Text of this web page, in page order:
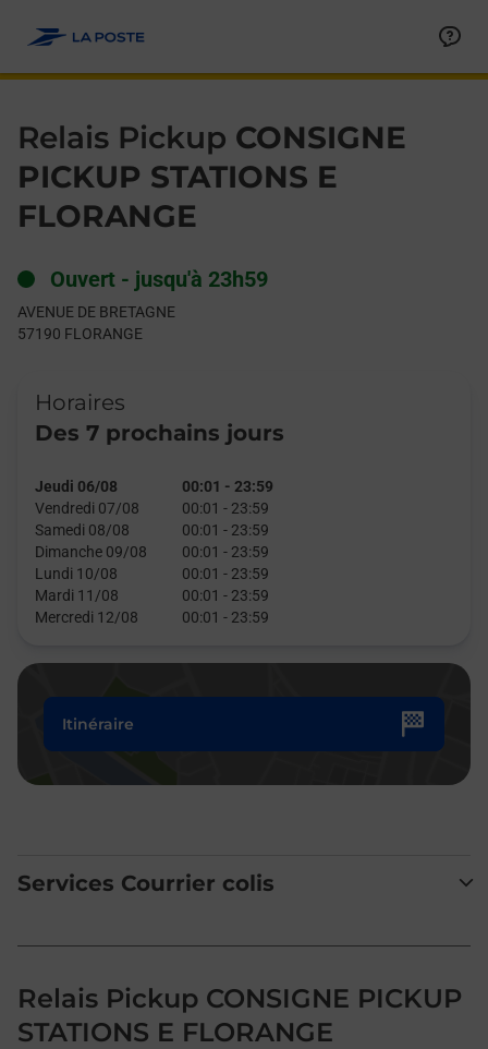
Relais Pickup CONSIGNE
PICKUP STATIONS E
FLORANGE
Ouvert - jusqu'à 23h59
AVENUE DE BRETAGNE
57190 FLORANGE
Horaires
Des 7 prochains jours
Jeudi 06/08 00:01 - 23:59
Vendredi 07/08
00:01 - 23:59
Samedi 08/08
00:01 - 23:59
Dimanche 09/08
00:01 - 23:59
Lundi 10/08
00:01 - 23:59
Mardi 11/08
00:01 - 23:59
Mercredi 12/08
00:01 - 23:59
Itinéraire
Services Courrier colis
Relais Pickup CONSIGNE PICKUP
STATIONS E FLORANGE